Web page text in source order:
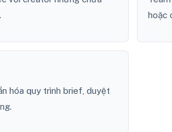
hoặc
hóa quy trình brief, duyệt